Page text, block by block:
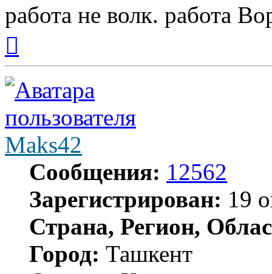
работа не волк. работа
началу
Maks42
Сообщения: 12562
Зарегистрирован: 19
Страна, Регион,
Город: Ташкент